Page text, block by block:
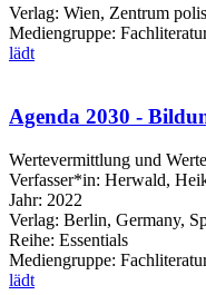
Verlag: Wien, Zentrum
Mediengruppe:
lädt
Agenda 2030 -
Wertevermittlung und
Verfasser*in: Herwald,
Jahr: 2022
Verlag: Berlin, Germany,
Reihe: Essentials
Mediengruppe:
lädt